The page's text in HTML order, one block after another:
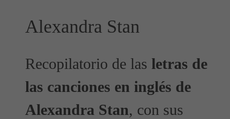
Alexandra Stan
Recopilatorio de las letras de
las canciones en inglés de
Alexandra Stan, con sus